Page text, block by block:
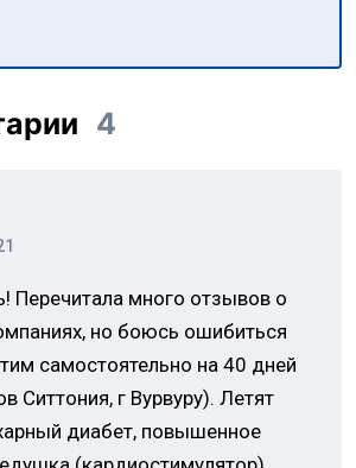
4
Перечитала много отзывов о
но боюсь ошибиться
самостоятельно на 40 дней
Ситтония, г Вурвуру). Летят
диабет, повышенное